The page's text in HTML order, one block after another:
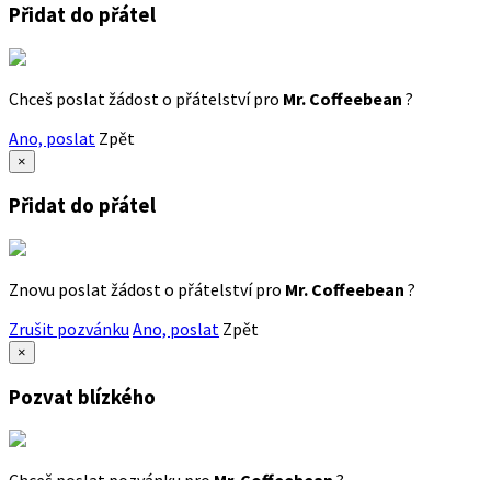
Přidat do přátel
Chceš poslat žádost o přátelství pro Mr. Coffeebean ?
Ano, poslat Zpět
×
Přidat do přátel
Znovu poslat žádost o přátelství pro Mr. Coffeebean ?
Zrušit pozvánku Ano, poslat Zpět
×
Pozvat blízkého